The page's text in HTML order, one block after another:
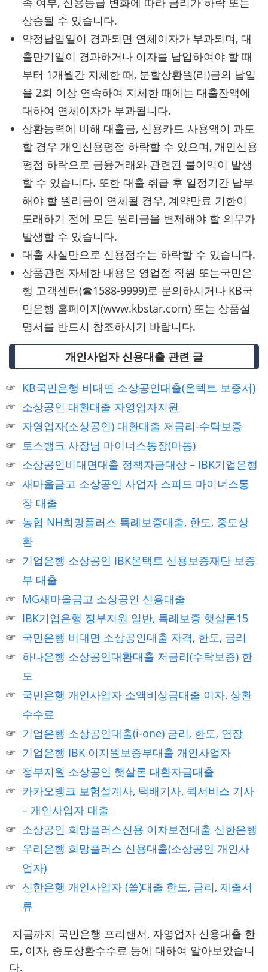
상승될 수 있습니다.
약정납입일이 경과되면 연체이자가 부과되며, 대
출만기일이 경과하거나 이자를 납입하여야 할 때
부터 1개월간 지체한 때, 분할상환원(리)금의 납입
을 2회 이상 연속하여 지체한 때에는 대출잔액에
대하여 연체이자가 부과됩니다.
상환능력에 비해 대출금, 신용카드 사용액이 과도
할 경우 개인신용평점 하락할 수 있으며, 개인신용
평점 하락으로 금융거래와 관련된 불이익이 발생
할 수 있습니다. 또한 대출 취급 후 일정기간 납부
해야 할 원리금이 연체될 경우, 계약만료 기한이
도래하기 전에 모든 원리금을 변제해야 할 의무가
발생할 수 있습니다.
대출 사실만으로 신용점수는 하락할 수 있습니다.
상품관련 자세한 내용은 영업점 직원 또는국민은
행 고객센터(☎1588-9999)로 문의하시거나 KB국
민은행 홈페이지(www.kbstar.com) 또는 상품설
명서를 반드시 참조하시기 바랍니다.
개인사업자 신용대출 관련 글
KB국민은행 비대면 소상공인대출(온텍트 보증서)
소상공인 대환대출 자영업자지원
자영업자(소상공인) 대환대출 저금리-수탁보증
토스뱅크 사장님 마이너스통장(마통)
소상공인비대면대출 정책자금대상 – IBK기업은행
새마을금고 소상공인 사업자 스피드 마이너스통
장 대출
농협 NH희망플러스 특례보증대출, 한도, 중도상
환
기업은행 소상공인 IBK온택트 신용보증재단 보증
부 대출
MG새마을금고 소상공인 신용대출
IBK기업은행 정부지원 일반, 특례보증 햇살론15
국민은행 비대면 소상공인대출 자격, 한도, 금리
하나은행 소상공인대환대출 저금리(수탁보증) 한
도
국민은행 개인사업자 소액비상금대출 이자, 상환
수수료
기업은행 소상공인대출(i-one) 금리, 한도, 연장
기업은행 IBK 이지원보증부대출 개인사업자
정부지원 소상공인 햇살론 대환자금대출
카카오뱅크 보험설계사, 택배기사, 퀵서비스 기사
– 개인사업자 대출
소상공인 희망플러스신용 이차보전대출 신한은행
우리은행 희망플러스 신용대출(소상공인 개인사
업자)
신한은행 개인사업자 (쏠)대출 한도, 금리, 제출서
류
지금까지 국민은행 프리랜서, 자영업자 신용대출 한
도, 이자, 중도상환수수료 등에 대하여 알아보았습니
다.